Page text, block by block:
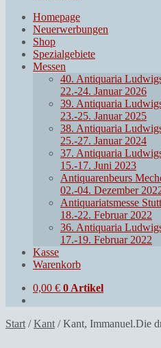
Homepage
Neuerwerbungen
Shop
Spezialgebiete
Messen
40. Antiquaria
22.-24. Januar 2026
39. Antiquaria
23.-25. Januar 2025
38. Antiquaria
25.-27. Januar 2024
37. Antiquaria
15.-17. Juni 2023
Antiquarenbeurs
02.-04. Dezember
Antiquariatsmesse
18.-22. Februar 2022
36. Antiquaria
17.-19. Februar 2022
Kasse
Warenkorb
0,00 € 0 Artikel
Start /Kant /Kant, Immanuel.Die